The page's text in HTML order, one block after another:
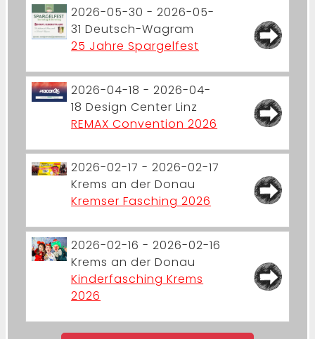
2026-05-30 - 2026-05-
31 Deutsch-Wagram
25 Jahre Spargelfest
2026-04-18 - 2026-04-
18 Design Center Linz
REMAX Convention 2026
2026-02-17 - 2026-02-17
Krems an der Donau
Kremser Fasching 2026
2026-02-16 - 2026-02-16
Krems an der Donau
Kinderfasching Krems
2026